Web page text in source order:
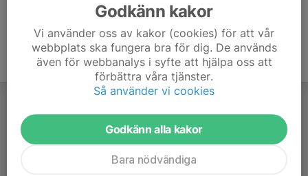
Godkänn kakor
Vi använder oss av kakor (cookies) för att vår
webbplats ska fungera bra för dig. De används
även för webbanalys i syfte att hjälpa oss att
förbättra våra tjänster.
Så använder vi cookies
Godkänn alla kakor
Bara nödvändiga